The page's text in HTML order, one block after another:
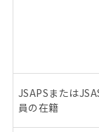
JSAPSまたは
員の在籍